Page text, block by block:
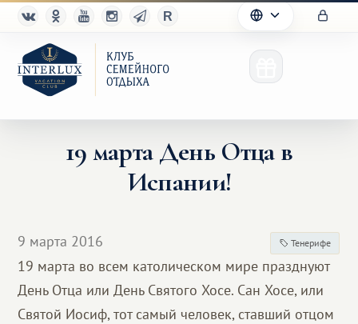
Партнерам
19 марта День Отца в
Испании!
9 марта 2016 Тенерифе
19 марта во всем католическом мире празднуют
День Отца или День Святого Хосе. Сан Хосе, или
Святой Иосиф, тот самый человек, ставший отцом